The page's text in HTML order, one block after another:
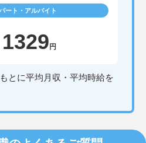
ート・アルバイト
1329 円
とに平均月収・平均時給を